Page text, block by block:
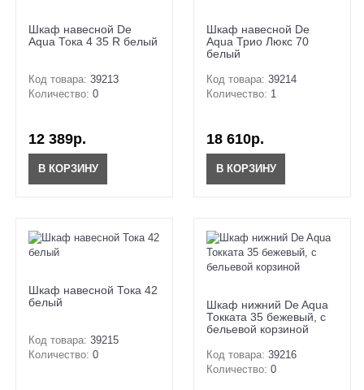
Шкаф навесной De
Aqua Тока 4 35 R белый
Код товара: 39213
Количество: 0
12 389р.
В КОРЗИНУ
Шкаф навесной De
Aqua Трио Люкс 70
белый
Код товара: 39214
Количество: 1
18 610р.
В КОРЗИНУ
Шкаф навесной Тока 42
белый
Код товара: 39215
Количество: 0
Шкаф нижний De Aqua
Токката 35 бежевый, с
бельевой корзиной
Код товара: 39216
Количество: 0